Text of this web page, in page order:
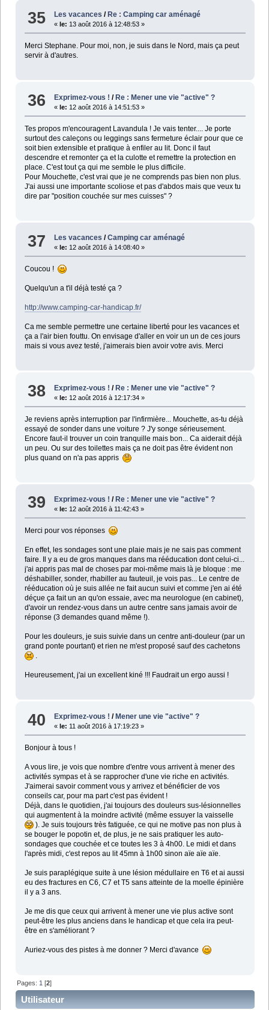
35 Les vacances / Re : Camping car aménagé
«le: 13 août 2016 à 12:48:53 »
Merci Stephane. Pour moi, non, je suis dans le Nord, mais ça peut
servir à d'autres.
36 Exprimez-vous ! /Re : Mener une vie "active" ?
«le: 12 août 2016 à 14:51:53 »
Tes propos m'encouragent Lavandula ! Je vais tenter.... Je porte
surtout des caleçons ou leggings sans fermeture éclair pour que ce
soit bien extensible et pratique à enfiler au lit. Donc il faut
descendre et remonter ça et la culotte et remettre la protection en
place. C'est tout ça qui me semble le plus difficile.
Pour Mouchette, c'est vrai que je ne comprends pas bien non plus.
J'ai aussi une importante scoliose et pas d'abdos mais que veux tu
dire par "position couchée sur mes cuisses" ?
37 Les vacances /Camping car aménagé
«le: 12 août 2016 à 14:08:40 »
Coucou !
Quelqu'un a t'il déjà testé ça ?
http://www.camping-car-handicap.fr/
Ca me semble permettre une certaine liberté pour les vacances et
ça a l'air bien fouttu. On envisage d'aller en voir un un de ces jours
mais si vous avez testé, j'aimerais bien avoir votre avis. Merci
38 Exprimez-vous ! /Re : Mener une vie "active" ?
«le: 12 août 2016 à 12:17:34 »
Je reviens après interruption par l'infirmière... Mouchette, as-tu déjà
essayé de sonder dans une voiture ? J'y songe sérieusement.
Encore faut-il trouver un coin tranquille mais bon... Ca aiderait déjà
un peu. Ou sur des toilettes mais ça ne doit pas être évident non
plus quand on n'a pas appris
39 Exprimez-vous ! / Re : Mener une vie "active" ?
«le: 12 août 2016 à 11:42:43 »
Merci pour vos réponses
En effet, les sondages sont une plaie mais je ne sais pas comment
faire. Il y a eu de gros manques dans ma rééducation dont celui-ci...
j'ai appris pas mal de choses par moi-même mais là je bloque : me
déshabiller, sonder, rhabiller au fauteuil, je vois pas... Le centre de
rééducation où je suis allée ne fait aucun suivi et comme j'en ai été
déçue ça fait un an qu'on essaie, avec ma neurologue (en cabinet),
d'avoir un rendez-vous dans un autre centre sans jamais avoir de
réponse (3 demandes quand même !).
Pour les douleurs, je suis suivie dans un centre anti-douleur (par un
grand ponte pourtant) et rien ne m'est proposé sauf des cachetons
.
Heureusement, j'ai un excellent kiné !!! Faudrait un ergo aussi !
40 Exprimez-vous ! / Mener une vie "active" ?
« le: 11 août 2016 à 17:19:23 »
Bonjour à tous !
A vous lire, je vois que nombre d'entre vous arrivent à mener des
activités sympas et à se rapprocher d'une vie riche en activités.
J'aimerai savoir comment vous y arrivez et bénéficier de vos
conseils car, pour ma part c'est pas évident !
Déjà, dans le quotidien, j'ai toujours des douleurs sus-lésionnelles
qui augmentent à la moindre activité (même essuyer la vaisselle
). Je suis toujours très fatiguée, ce qui ne motive pas non plus à
se bouger le popotin et, de plus, je ne sais pratiquer les auto-
sondages que couchée et ce toutes les 3 à 4h00. Le midi et dans
l'après midi, c'est repos au lit 45mn à 1h00 sinon aïe aïe aïe.
Je suis paraplégique suite à une lésion médullaire en T6 et ai aussi
eu des fractures en C6, C7 et T5 sans atteinte de la moelle épinière
il y a 3 ans.
Je me dis que ceux qui arrivent à mener une vie plus active sont
peut-être les plus anciens dans le handicap et que cela ira peut-
être en s'améliorant ?
Auriez-vous des pistes à me donner ? Merci d'avance
Pages: 1 [2]
Utilisateur